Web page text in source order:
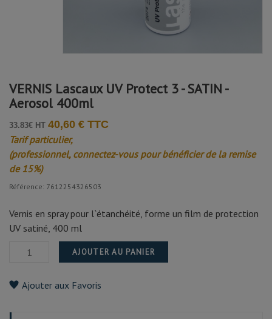
VERNIS Lascaux UV Protect 3 - SATIN -
Aerosol 400ml
33.83€ HT 40,60 € TTC
Tarif particulier,
(professionnel, connectez-vous pour bénéficier de la remise
de 15%)
Référence: 7612254326503
Vernis en spray pour l`étanchéité, forme un film de protection
UV satiné, 400 ml
AJOUTER AU PANIER
Ajouter aux Favoris